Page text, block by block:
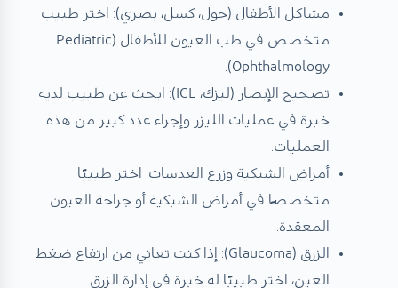
مشاكل الأطفال (حول، كسل، بصري): اختر طبيب
متخصص في طب العيون للأطفال (Pediatric
Ophthalmology).
تصحيح الإبصار (ليزك، ICL): ابحث عن طبيب لديه
خبرة في عمليات الليزر وإجراء عدد كبير من هذه
العمليات.
أمراض الشبكية وزرع العدسات: اختر طبيبًا
متخصصًا في أمراض الشبكية أو جراحة العيون
المعقدة.
الزرق (Glaucoma): إذا كنت تعاني من ارتفاع ضغط
العين، اختر طبيبًا له خبرة في إدارة الزرق